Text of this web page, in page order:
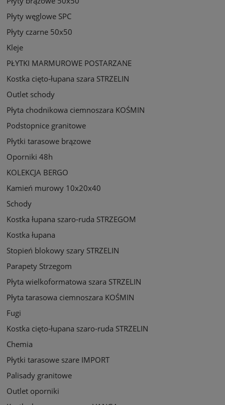
Płyty węglowe SPC
Płyty czarne 50x50
Kleje
PŁYTKI MARMUROWE POSTARZANE
Kostka cięto-łupana szara STRZELIN
Outlet schody
Płyta chodnikowa ciemnoszara KOŚMIN
Podstopnice granitowe
Płytki tarasowe brązowe
Oporniki 48h
KOLEKCJA BERGO
Kamień murowy 10x20x40
Schody
Kostka łupana szaro-ruda STRZEGOM
Kostka łupana
Stopień blokowy szary STRZELIN
Parapety Strzegom
Płyta wielkoformatowa szara STRZELIN
Płyta tarasowa ciemnoszara KOŚMIN
Fugi
Kostka cięto-łupana szaro-ruda STRZELIN
Chemia
Płytki tarasowe szare IMPORT
Palisady granitowe
Outlet oporniki